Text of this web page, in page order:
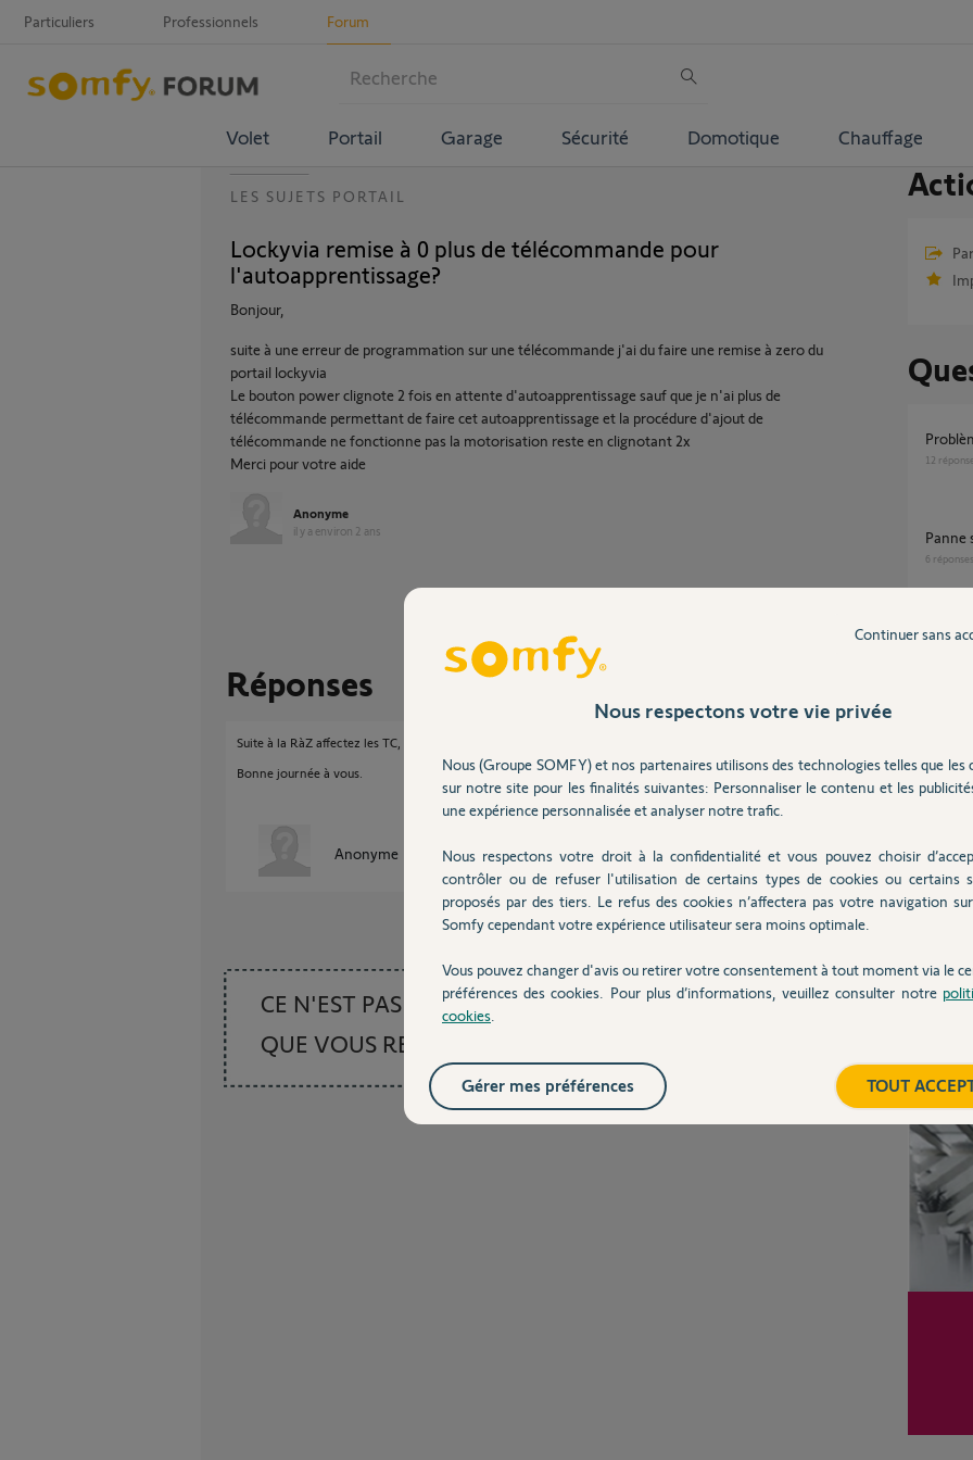
Particuliers Professionnels Forum
Volet Portail Garage Sécurité Domotique Chauffage
LES SUJETS PORTAIL
Lockyvia remise à 0 plus de télécommande pour
l'autoapprentissage?
Bonjour,
suite à une erreur de programmation sur une télécommande j'ai du faire une remise à zero du
portail lockyvia
Le bouton power clignote 2 fois en attente d'autoapprentissage sauf que je n'ai plus de
télécommande permettant de faire cet autoapprentissage et la procédure d'ajout de
télécommande ne fonctionne pas la motorisation reste en clignotant 2x
Merci pour votre aide
Anonyme
il y a environ 2 ans
Participer au fil de discussion
Réponses
Suite à la RàZ affectez les TC, puis seulement après lancez l'auto apprentissage.
Bonne journée à vous.
Anonyme il y a environ 2 ans
CE N'EST PAS CE
QUE VOUS RECHERCHEZ
12
6 réponses
Motorisation LOCKYVIA Auto-apprentissage
code
4réponses
n'est
Nous respectons votre vie privée
Nous (Groupe SOMFY) et nos partenaires utilisons des technologies telles que les
sur notre site pour les finalités suivantes: Personnaliser le contenu et les
une expérience personnalisée et analyser notre trafic.
Nous respectons votre droit à la confidentialité et vous pouvez choisir
contrôler ou de refuser l'utilisation de certains types de cookies ou certains
proposés par des tiers. Le refus des cookies n’affectera pas votre navigation
Somfy cependant votre expérience utilisateur sera moins optimale.
Vous pouvez changer d'avis ou retirer votre consentement à tout moment via le
préférences des cookies. Pour plus d’informations, veuillez consulter notre
cookies
Continuer sans
TOUT
Gérer mes préférences